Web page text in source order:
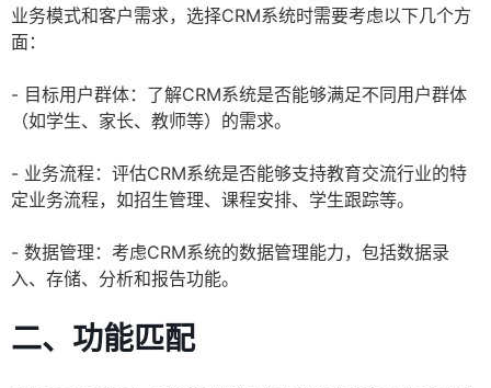
业务模式和客户需求，选择CRM系统时需要考虑以下几个方
面：
- 目标用户群体：了解CRM系统是否能够满足不同用户群体
（如学生、家长、教师等）的需求。
- 业务流程：评估CRM系统是否能够支持教育交流行业的特
定业务流程，如招生管理、课程安排、学生跟踪等。
- 数据管理：考虑CRM系统的数据管理能力，包括数据录
入、存储、分析和报告功能。
二、功能匹配